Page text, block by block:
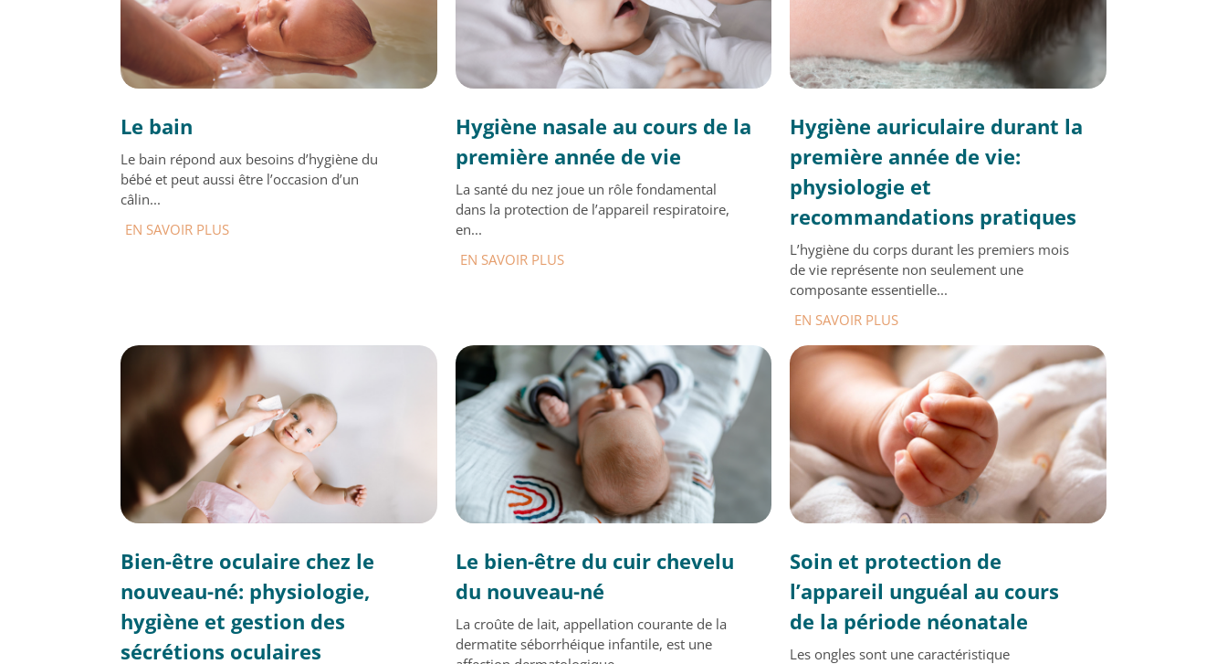
Le bain
Le bain répond aux besoins d’hygiène du
bébé et peut aussi être l’occasion d’un
câlin...
EN SAVOIR PLUS
Hygiène nasale au cours de la
première année de vie
La santé du nez joue un rôle fondamental
dans la protection de l’appareil respiratoire,
en...
EN SAVOIR PLUS
Hygiène auriculaire durant la
première année de vie:
physiologie et
recommandations pratiques
L’hygiène du corps durant les premiers mois
de vie représente non seulement une
composante essentielle...
EN SAVOIR PLUS
Bien-être oculaire chez le
nouveau-né: physiologie,
hygiène et gestion des
sécrétions oculaires
Le bien-être du cuir chevelu
du nouveau-né
La croûte de lait, appellation courante de la
dermatite séborrhéique infantile, est une
Soin et protection de
l’appareil unguéal au cours
de la période néonatale
Les ongles sont une caractéristique